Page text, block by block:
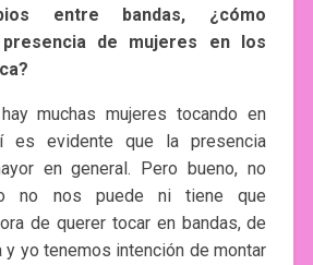
entre bandas, ¿cómo
de mujeres en los
muchas mujeres tocando en
es evidente que la presencia
en general. Pero bueno, no
no nos puede ni tiene que
de querer tocar en bandas, de
y yo tenemos intención de montar